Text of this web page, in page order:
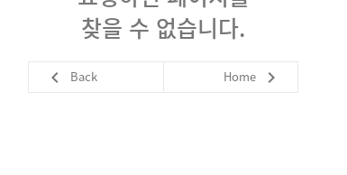
찾을 수 없습니다.
 Back Home 